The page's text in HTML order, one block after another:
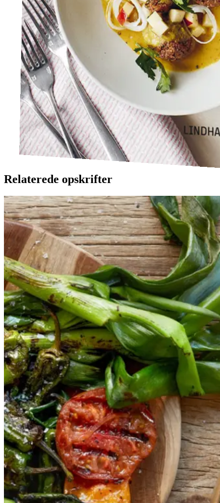
Relaterede opskrifter
CatalanskCatalansk
bønnesalatbønnesala
t medmed
grilledegrillede
grøntsagergrøntsage
r ogog salbitxada-
saucesalbitxada-
sauce
Gem opskrift
Vegansk
Vegetarisk
Vores version af den traditionelle
salat empedrat fra det catalanske
køkken. Spis den med brød som
en let frokost eller i et større
måltid som her. Salbitxada minder
noget om en anden ligeledes
catalansk sauce, romesco. I
Catalonien spises den til såkaldte
calcots, der er små porrelignende